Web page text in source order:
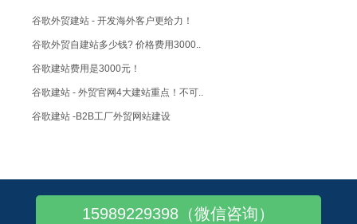
谷歌外贸建站 - 开发海外客户更给力！
谷歌外贸自建站多少钱? 价格费用3000..
谷歌建站费用是3000元！
谷歌建站 - 外贸官网4大建站重点！不可..
谷歌建站 -B2B工厂外贸网站建设
谷歌建站-外贸公司独立站怎么做？
15989229398（微信咨询）